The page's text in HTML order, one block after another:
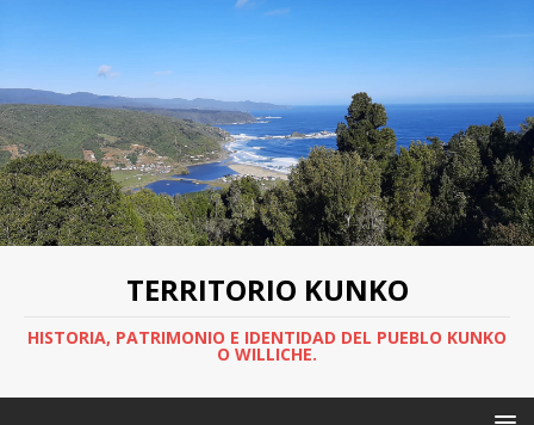
TERRITORIO KUNKO
HISTORIA, PATRIMONIO E IDENTIDAD DEL PUEBLO KUNKO
O WILLICHE.